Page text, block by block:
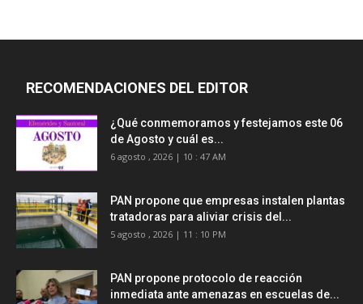
RECOMENDACIONES DEL EDITOR
¿Qué conmemoramos y festejamos este 06
de Agosto y cuál es...
6 agosto , 2026 | 10 : 47 AM
PAN propone que empresas instalen plantas
tratadoras para aliviar crisis del...
5 agosto , 2026 | 11 : 10 PM
PAN propone protocolo de reacción
inmediata ante amenazas en escuelas de...